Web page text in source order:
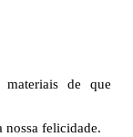
materiais de que
nossa felicidade.